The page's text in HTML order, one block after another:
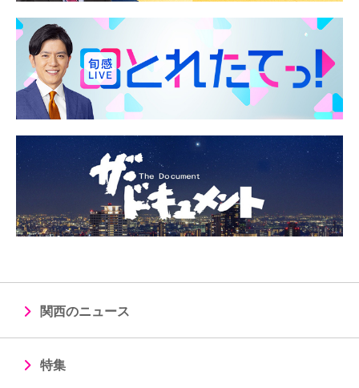
関西のニュース
特集